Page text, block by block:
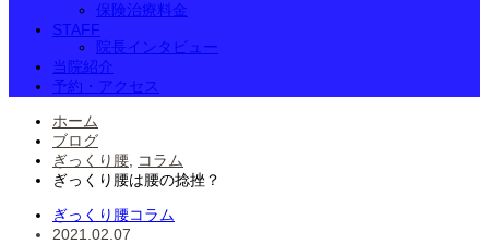
保険治療料金
STAFF
院長インタビュー
当院紹介
予約・アクセス
ホーム
ブログ
ぎっくり腰
コラム
ぎっくり腰は腰の捻挫？
ぎっくり腰コラム
2021.02.07